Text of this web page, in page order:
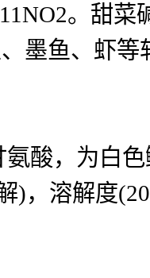
。甜
墨鱼、虾等
酸，为白
)，溶解度